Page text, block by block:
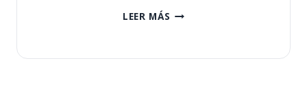
LEER MÁS PRIMER
REIKI